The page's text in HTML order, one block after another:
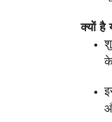
क्यों है